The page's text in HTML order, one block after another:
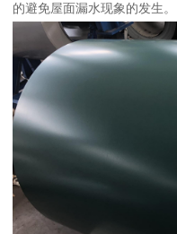
的避免屋面漏水现象的发生。